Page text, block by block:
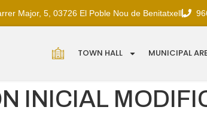
Major, 5, 03726 El Poble Nou de Benitatxell
TOWN HALL MUNICIPAL
INICIAL